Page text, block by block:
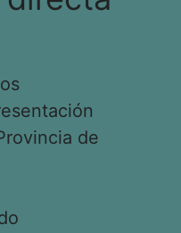
de